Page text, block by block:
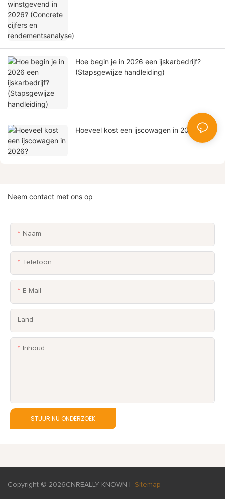
Hoe begin je in 2026 een ijskarbedrijf?
(Stapsgewijze handleiding)
Hoeveel kost een ijscowagen in 2026?
Neem contact met ons op
Naam
Telefoon
E-Mail
Land
Inhoud
STUUR NU ONDERZOEK
Copyright © 2026CNREALLY KNOWN Sitemap